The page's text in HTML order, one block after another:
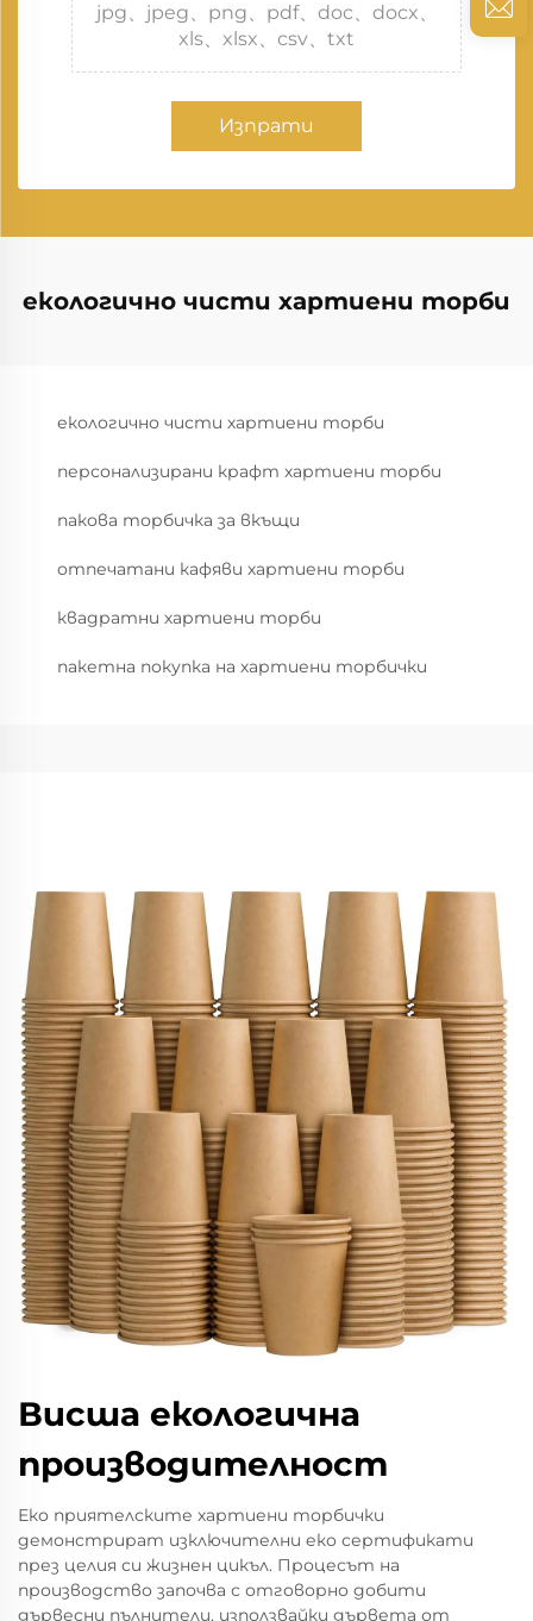
jpg、jpeg、png、pdf、doc、docx、
xls、xlsx、csv、txt
Изпрати
екологично чисти хартиени торби
екологично чисти хартиени торби
персонализирани крафт хартиени торби
пакова торбичка за вкъщи
отпечатани кафяви хартиени торби
квадратни хартиени торби
пакетна покупка на хартиени торбички
Висша екологична
производителност
Еко приятелските хартиени торбички
демонстрират изключителни еко сертификати
през целия си жизнен цикъл. Процесът на
производство започва с отговорно добити
дървесни пълнители, използвайки дървета от